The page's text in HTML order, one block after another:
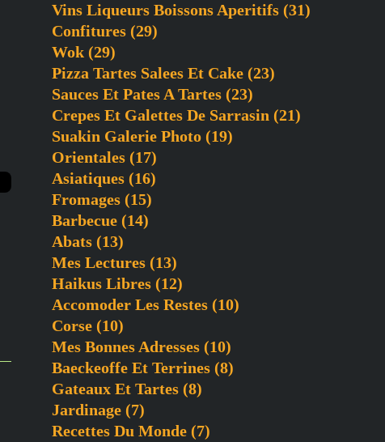
Vins Liqueurs Boissons Aperitifs (31)
Confitures (29)
Wok (29)
Pizza Tartes Salees Et Cake (23)
Sauces Et Pates A Tartes (23)
Crepes Et Galettes De Sarrasin (21)
Suakin Galerie Photo (19)
Orientales (17)
Asiatiques (16)
Fromages (15)
Barbecue (14)
Abats (13)
Mes Lectures (13)
Haikus Libres (12)
Accomoder Les Restes (10)
Corse (10)
Mes Bonnes Adresses (10)
Baeckeoffe Et Terrines (8)
Gateaux Et Tartes (8)
Jardinage (7)
Recettes Du Monde (7)